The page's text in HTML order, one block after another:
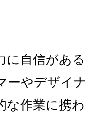
に自信がある
ーやデザイナ
な作業に携わ